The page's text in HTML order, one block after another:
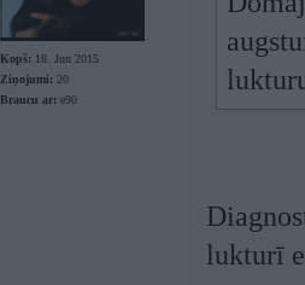
Kopš: 18. Jun 2015
Ziņojumi: 20
Braucu ar: e90
lukturī